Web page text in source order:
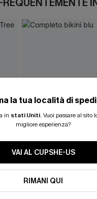
30,00 €
la tua località di
in stati Uniti. Vuoi passare al sito
migliore esperienza?
VAI AL CUPSHE-US
RIMANI QUI